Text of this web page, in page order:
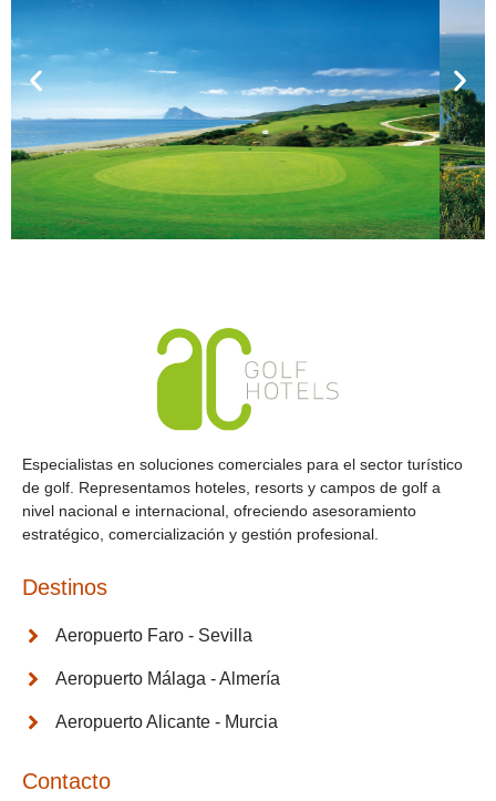
Especialistas en soluciones comerciales para el sector turístico
de golf. Representamos hoteles, resorts y campos de golf a
nivel nacional e internacional, ofreciendo asesoramiento
estratégico, comercialización y gestión profesional.
Destinos
Aeropuerto Faro - Sevilla
Aeropuerto Málaga - Almería
Aeropuerto Alicante - Murcia
Contacto